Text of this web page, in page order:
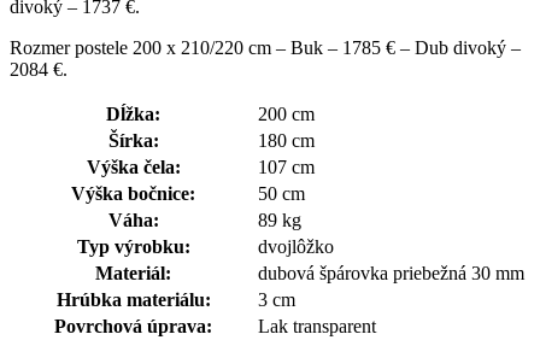
divoký – 1737 €.
Rozmer postele 200 x 210/220 cm – Buk – 1785 € – Dub divoký –
2084 €.
Dĺžka:
200 cm
Šírka:
180 cm
Výška čela:
107 cm
Výška bočnice:
50 cm
Váha:
89 kg
Typ výrobku:
dvojlôžko
Materiál:
dubová špárovka priebežná 30 mm
Hrúbka materiálu:
3 cm
Povrchová úprava:
Lak transparent